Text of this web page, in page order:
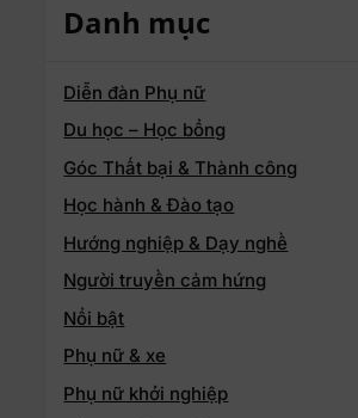
Danh mục
Diễn đàn Phụ nữ
Du học – Học bổng
Góc Thất bại & Thành công
Học hành & Đào tạo
Hướng nghiệp & Dạy nghề
Người truyền cảm hứng
Nổi bật
Phụ nữ & xe
Phụ nữ khởi nghiệp